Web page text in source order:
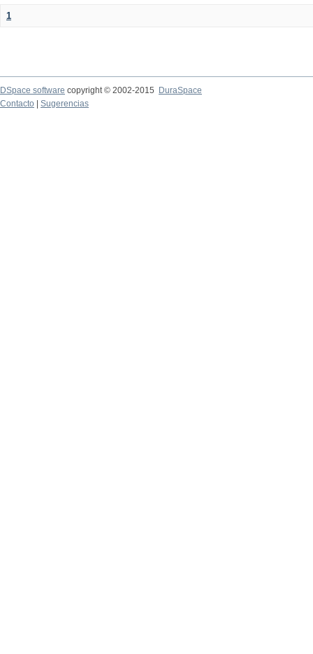
1
DSpace software copyright © 2002-2015
DuraSpace
Contacto
Sugerencias